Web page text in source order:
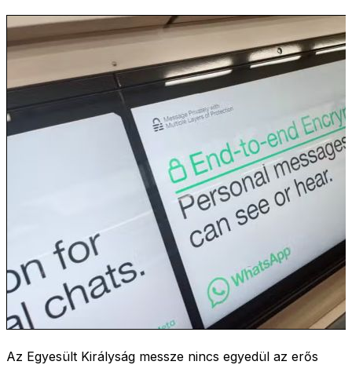
Az Egyesült Királyság messze nincs egyedül az erős